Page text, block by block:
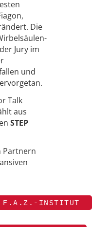
Die
Jury im
und
Talk
aus
STEP
Partnern
F.A.Z.-INSTITUT